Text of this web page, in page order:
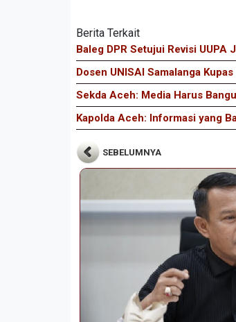
Berita Terkait
Baleg DPR Setujui Revisi
Dosen UNISAI Samalanga
Sekda Aceh: Media Harus
Kapolda Aceh: Informasi yang
SEBELUMNYA